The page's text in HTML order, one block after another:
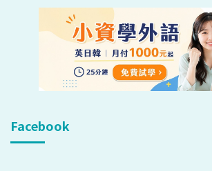
Facebook